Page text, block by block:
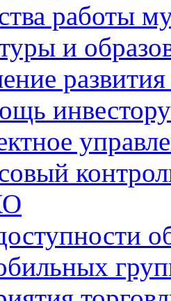
работы
и
инвестору